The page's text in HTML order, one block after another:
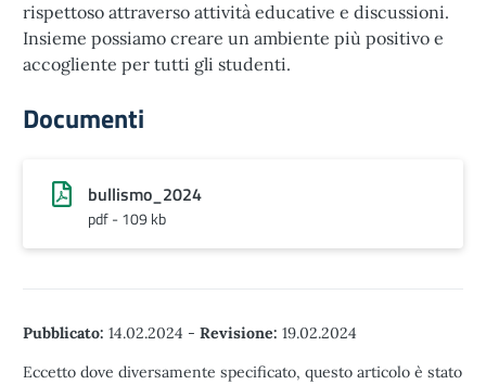
rispettoso attraverso attività educative e discussioni.
Insieme possiamo creare un ambiente più positivo e
accogliente per tutti gli studenti.
Documenti
bullismo_2024
pdf - 109 kb
Pubblicato: 14.02.2024 - Revisione: 19.02.2024
Eccetto dove diversamente specificato, questo articolo è stato